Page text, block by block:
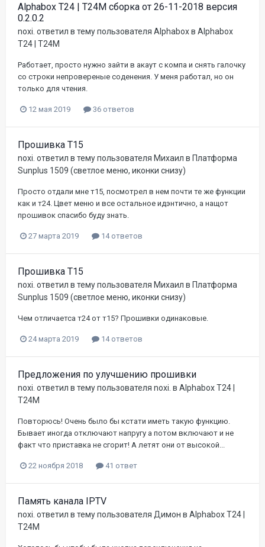
Alphabox T24 | T24M сборка от 26-11-2018 версия
0.2.0.2
noxi. ответил в тему пользователя Alphaboxв Alphabox
T24 | T24M
Работает, просто нужно зайти в акаут с компа и снять галочку
со строки непровереные соденения. У меня работал, но он
только для чтения.
12 мая 2019 36 ответов
Прошивка Т15
noxi. ответил в тему пользователя Михаил в Платформа
Sunplus 1509 (светлое меню, иконки снизу)
Просто отдали мне т15, посмотрел в нем почти те же функции
как и т24. Цвет меню и все остальное идэнтично, а нащот
прошивок спасибо буду знать.
27 марта 2019 14 ответов
Прошивка Т15
noxi. ответил в тему пользователя Михаил в Платформа
Sunplus 1509 (светлое меню, иконки снизу)
Чем отличаетса т24 от т15? Прошивки одинаковые.
24 марта 2019 14 ответов
Предложения по улучшению прошивки
noxi. ответил в тему пользователя noxi. в Alphabox T24 |
T24M
Повторюсь! Очень было бы кстати иметь такую функцию.
Бывает иногда отключают напругу а потом включают и не
факт что приставка не сгорит! А летят они от высокой...
22 ноября 2018 41 ответ
Память канала IPTV
noxi. ответил в тему пользователя Димон в Alphabox T24 |
T24M